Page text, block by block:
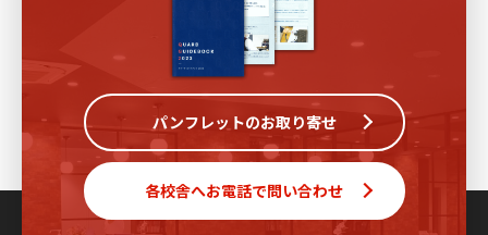
パンフレットのお取り寄せ
各校舎へお電話で問い合わせ